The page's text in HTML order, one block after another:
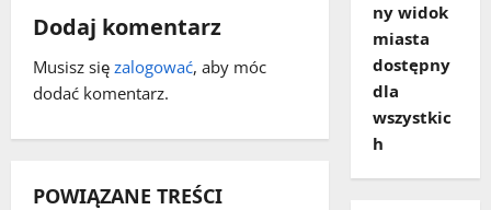
p
i
Dodaj komentarz
Musisz się zalogować, aby móc
dodać komentarz.
POWIĄZANE TREŚCI
ny widok
miasta
dostępny
dla
wszystkic
h